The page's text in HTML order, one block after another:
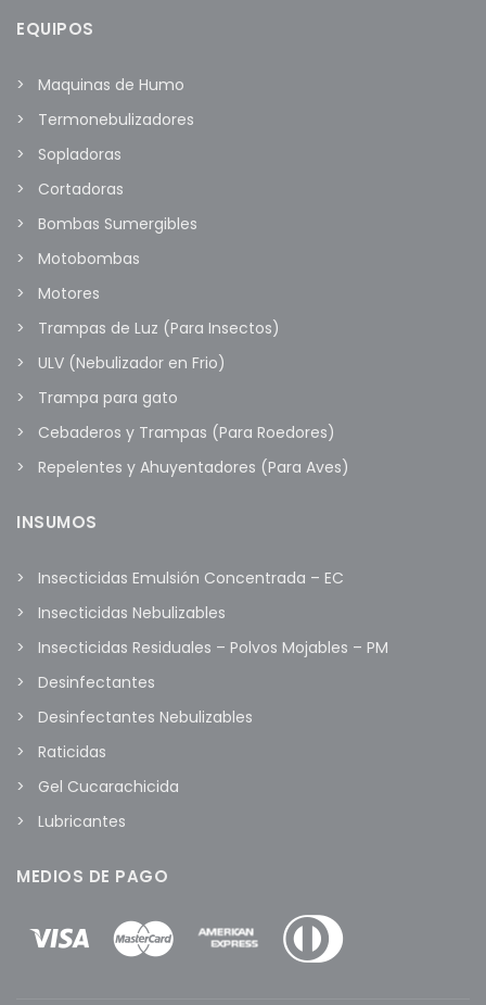
EQUIPOS
Maquinas de Humo
Termonebulizadores
Sopladoras
Cortadoras
Bombas Sumergibles
Motobombas
Motores
Trampas de Luz (Para Insectos)
ULV (Nebulizador en Frio)
Trampa para gato
Cebaderos y Trampas (Para Roedores)
Repelentes y Ahuyentadores (Para Aves)
INSUMOS
Insecticidas Emulsión Concentrada – EC
Insecticidas Nebulizables
Insecticidas Residuales – Polvos Mojables – PM
Desinfectantes
Desinfectantes Nebulizables
Raticidas
Gel Cucarachicida
Lubricantes
MEDIOS DE PAGO